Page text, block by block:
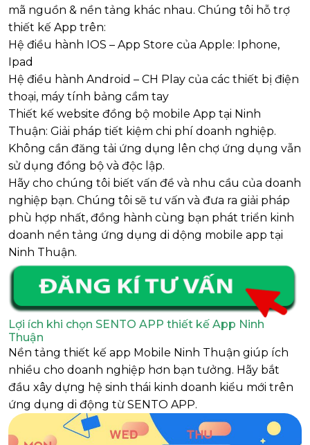
mã nguồn & nền tảng khác nhau. Chúng tôi hỗ trợ
thiết kế App trên:
Hệ điều hành IOS – App Store của Apple: Iphone,
Ipad
Hệ điều hành Android – CH Play của các thiết bị điện
thoại, máy tính bảng cầm tay
Thiết kế website đồng bộ mobile App tại Ninh
Thuận: Giải pháp tiết kiệm chi phí doanh nghiệp.
Không cần đăng tải ứng dụng lên chợ ứng dụng vẫn
sử dụng đồng bộ và độc lập.
Hãy cho chúng tôi biết vấn đề và nhu cầu của doanh
nghiệp bạn. Chúng tôi sẽ tư vấn và đưa ra giải pháp
phù hợp nhất, đồng hành cùng bạn phát triển kinh
doanh nền tảng ứng dụng di dộng mobile app tại
Ninh Thuận.
Lợi ích khi chọn SENTO APP thiết kế App Ninh
Thuận
Nền tảng thiết kế app Mobile Ninh Thuận giúp ích
nhiều cho doanh nghiệp hơn bạn tưởng. Hãy bắt
đầu xây dựng hệ sinh thái kinh doanh kiểu mới trên
ứng dụng di động từ SENTO APP.